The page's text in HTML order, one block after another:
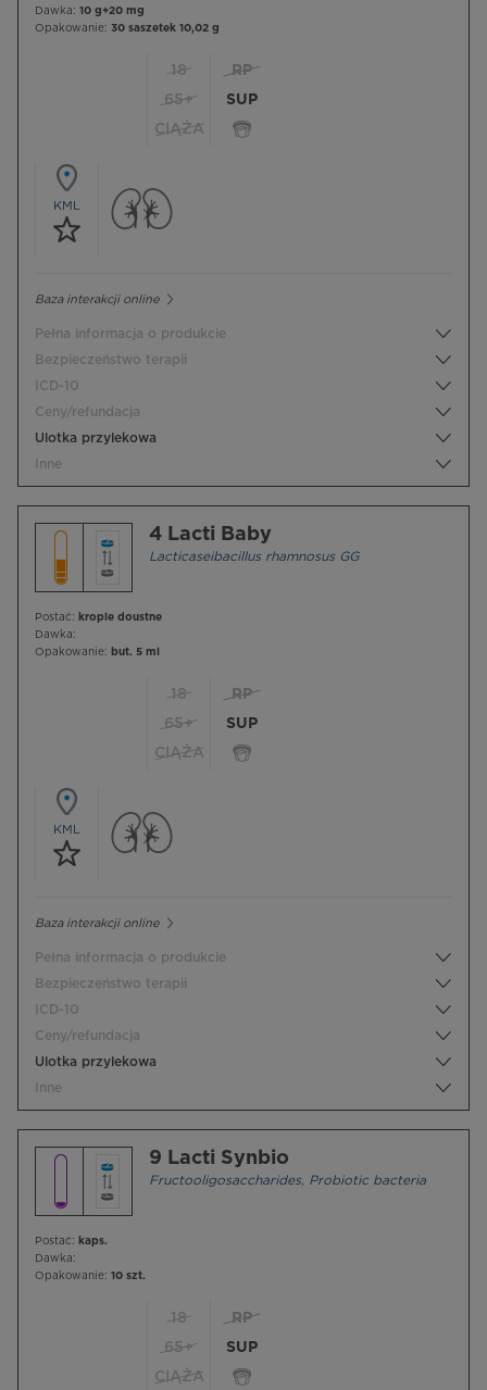
Dawka: 10 g+20 mg
Opakowanie: 30 saszetek 10,02 g
18
65+
CIĄŻA
RP
SUP
KML
Baza interakcji online
Pełna informacja o produkcie
Bezpieczeństwo terapii
ICD-10
Ceny/refundacja
Ulotka przylekowa
Inne
4 Lacti Baby
Lacticaseibacillus rhamnosus GG
Postać: krople doustne
Dawka:
Opakowanie: but. 5 ml
18
65+
CIĄŻA
RP
SUP
KML
Baza interakcji online
Pełna informacja o produkcie
Bezpieczeństwo terapii
ICD-10
Ceny/refundacja
Ulotka przylekowa
Inne
9 Lacti Synbio
Fructooligosaccharides, Probiotic bacteria
Postać: kaps.
Dawka:
Opakowanie: 10 szt.
18
65+
CIĄŻA
RP
SUP